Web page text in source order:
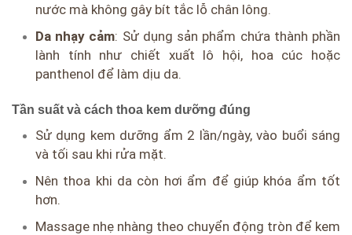
nước mà không gây bít tắc lỗ chân lông.
Da nhạy cảm: Sử dụng sản phẩm chứa thành phần
lành tính như chiết xuất lô hội, hoa cúc hoặc
panthenol để làm dịu da.
Tần suất và cách thoa kem dưỡng đúng
Sử dụng kem dưỡng ẩm 2 lần/ngày, vào buổi sáng
và tối sau khi rửa mặt.
Nên thoa khi da còn hơi ẩm để giúp khóa ẩm tốt
hơn.
Massage nhẹ nhàng theo chuyển động tròn để kem